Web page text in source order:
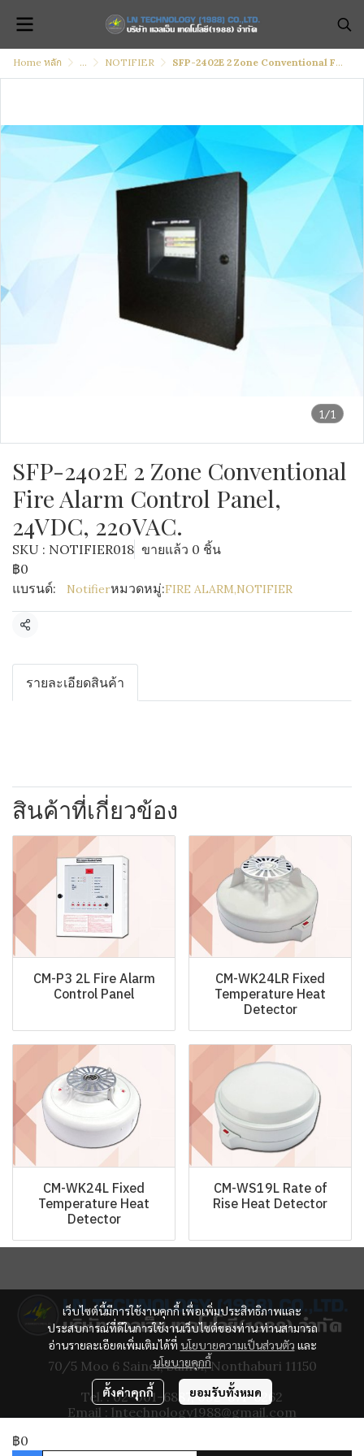
Home หลัก ... NOTIFIER SFP-2402E 2 Zone Conventional Fire Alarm Control Panel, 24VDC, 220VAC.
1/1
SFP-2402E 2 Zone Conventional
Fire Alarm Control Panel,
24VDC, 220VAC.
SKU : NOTIFIER018 ขายแล้ว 0 ชิ้น
฿0
แบรนด์:
Notifierหมวดหมู่:FIRE ALARM,NOTIFIER
แชร์
รายละเอียดสินค้า
สินค้าที่เกี่ยวข้อง
CM-P3 2L Fire Alarm
Control Panel
CM-WK24LR Fixed
Temperature Heat
Detector
CM-WK24L Fixed
Temperature Heat
Detector
CM-WS19L Rate of
Rise Heat Detector
฿0
เว็บไซต์นี้มีการใช้งานคุกกี้ เพื่อเพิ่มประสิทธิภาพและ
ประสบการณ์ที่ดีในการใช้งานเว็บไซต์ของท่าน ท่านสามารถ
อ่านรายละเอียดเพิ่มเติมได้ที่ นโยบายความเป็นส่วนตัว และ
นโยบายคุกกี้
ตั้งค่าคุกกี้ ยอมรับทั้งหมด
70/5 Moo 6 Sainoi, Sainoi, Nonthaburi 11150
Tel. : 02-001-6887, 092-871-6262
Email : lntechnology1988@gmail.com